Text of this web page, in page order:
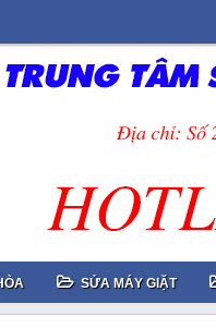
SỬA MÁY GIẶT